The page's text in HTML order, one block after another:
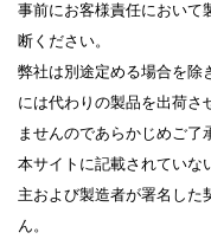
事前にお客様責任において
断ください。
弊社は別途定める場合を除
には代わりの製品を出荷さ
ませんのであらかじめご了
本サイトに記載されていな
主および製造者が署名した
ん。